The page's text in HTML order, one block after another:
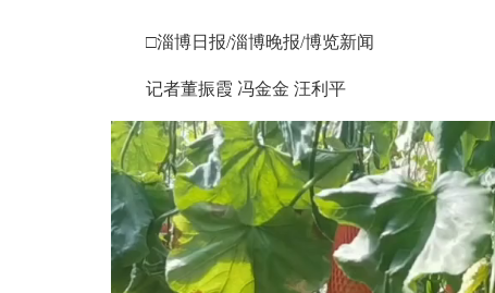
□淄博日报/淄博晚报/博览新闻
记者董振霞 冯金金 汪利平